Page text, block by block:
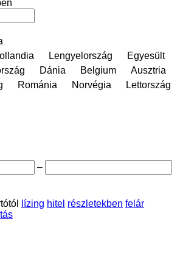
Lengyelország
Egyesült
Dánia Belgium
Ausztria
Románia Norvégia
Lettország
–
lízing hitel részletekben felár